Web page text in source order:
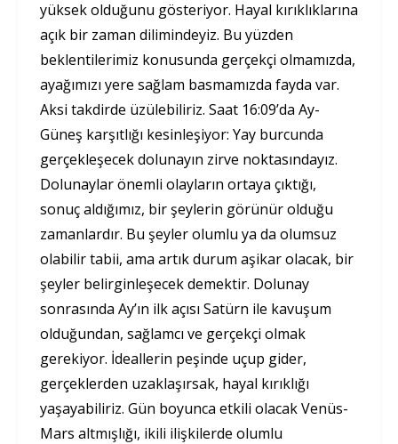
yüksek olduğunu gösteriyor. Hayal kırıklıklarına
açık bir zaman dilimindeyiz. Bu yüzden
beklentilerimiz konusunda gerçekçi olmamızda,
ayağımızı yere sağlam basmamızda fayda var.
Aksi takdirde üzülebiliriz. Saat 16:09’da Ay-
Güneş karşıtlığı kesinleşiyor: Yay burcunda
gerçekleşecek dolunayın zirve noktasındayız.
Dolunaylar önemli olayların ortaya çıktığı,
sonuç aldığımız, bir şeylerin görünür olduğu
zamanlardır. Bu şeyler olumlu ya da olumsuz
olabilir tabii, ama artık durum aşikar olacak, bir
şeyler belirginleşecek demektir. Dolunay
sonrasında Ay’ın ilk açısı Satürn ile kavuşum
olduğundan, sağlamcı ve gerçekçi olmak
gerekiyor. İdeallerin peşinde uçup gider,
gerçeklerden uzaklaşırsak, hayal kırıklığı
yaşayabiliriz. Gün boyunca etkili olacak Venüs-
Mars altmışlığı, ikili ilişkilerde olumlu